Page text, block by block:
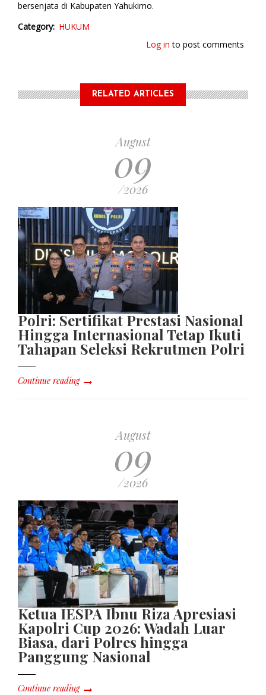
bersenjata di Kabupaten Yahukimo.
Category HUKUM
Log in to post comments
RELATED ARTICLES
August
09
/2026
Polri: Sertifikat Prestasi Nasional
Hingga Internasional Tetap Ikuti
Tahapan Seleksi Rekrutmen Polri
Continue reading
August
09
/2026
Ketua IESPA Ibnu Riza Apresiasi
Kapolri Cup 2026: Wadah Luar
Biasa, dari Polres hingga
Panggung Nasional
Continue reading